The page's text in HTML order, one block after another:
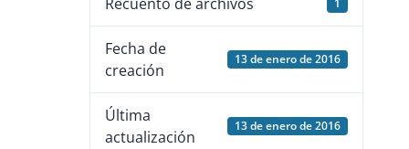
1
Fecha de
creación
13 de enero de 2016
Última
actualización
13 de enero de 2016